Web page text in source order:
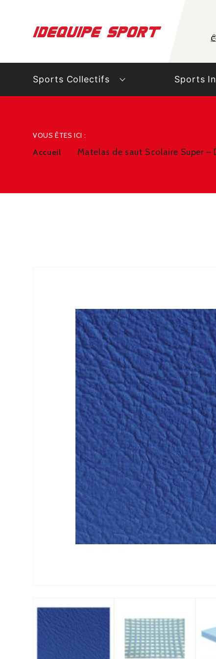
Sports Collectifs Sports
VOUS ÊTES ICI :
Accueil Matelas de saut Scolaire Super